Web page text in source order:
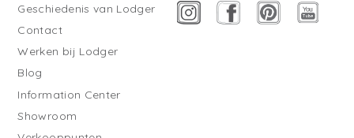
Geschiedenis van Lodger
Contact
Werken bij Lodger
Blog
Information Center
Showroom